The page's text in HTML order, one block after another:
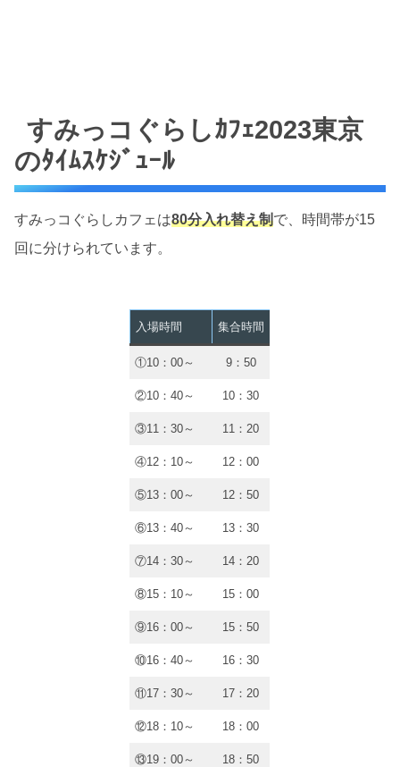
すみっコぐらしｶﾌｪ2023東京
のﾀｲﾑｽｹｼﾞｭｰﾙ
すみっコぐらしカフェは80分入れ替え制で、時間帯が15
回に分けられています。
入場時間 集合時間
①10：00～ 9：50
②10：40～ 10：30
③11：30～ 11：20
④12：10～ 12：00
⑤13：00～ 12：50
⑥13：40～ 13：30
⑦14：30～ 14：20
⑧15：10～ 15：00
⑨16：00～ 15：50
⑩16：40～ 16：30
⑪17：30～ 17：20
⑫18：10～ 18：00
⑬19：00～ 18：50